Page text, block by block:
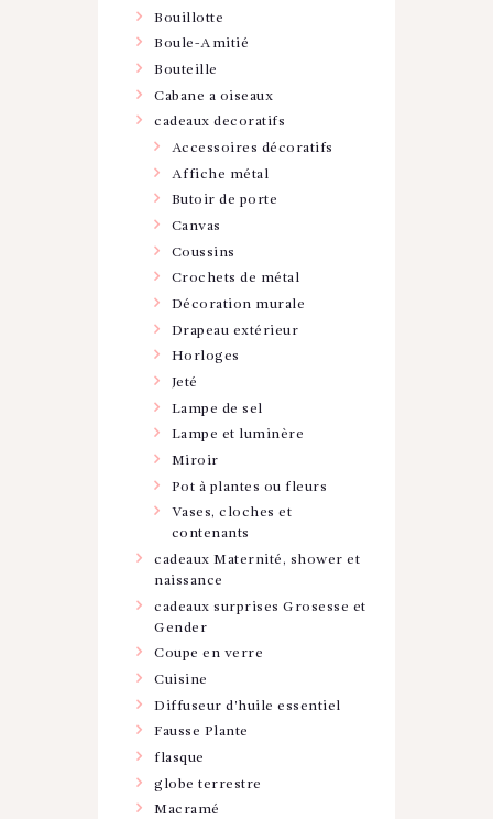
Bouillotte
Boule-Amitié
Bouteille
Cabane a oiseaux
cadeaux decoratifs
Accessoires décoratifs
Affiche métal
Butoir de porte
Canvas
Coussins
Crochets de métal
Décoration murale
Drapeau extérieur
Horloges
Jeté
Lampe de sel
Lampe et luminère
Miroir
Pot à plantes ou fleurs
Vases, cloches et
contenants
cadeaux Maternité, shower et
naissance
cadeaux surprises Grosesse et
Gender
Coupe en verre
Cuisine
Diffuseur d'huile essentiel
Fausse Plante
flasque
globe terrestre
Macramé